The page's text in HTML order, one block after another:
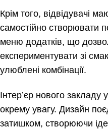
Крім того, відвідувачі
самостійно створювати
меню додатків, що
експериментувати зі
улюблені комбінації.
Інтер’єр нового закладу
окрему увагу. Дизайн
затишком, створюючи